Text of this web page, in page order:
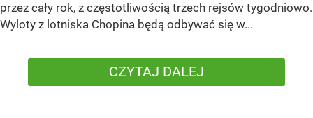
przez cały rok, z częstotliwością trzech rejsów tygodniowo.
Wyloty z lotniska Chopina będą odbywać się w...
CZYTAJ DALEJ